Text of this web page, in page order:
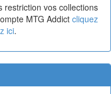
restriction vos collections
MTG Addict cliquez
ici.